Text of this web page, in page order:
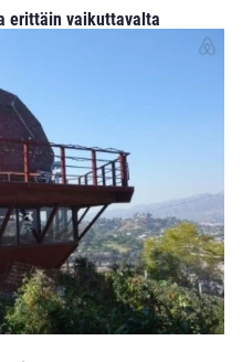
erittäin vaikuttavalta